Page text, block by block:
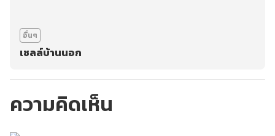
อื่นๆ
เซลล์บ้านนอก
ความคิดเห็น